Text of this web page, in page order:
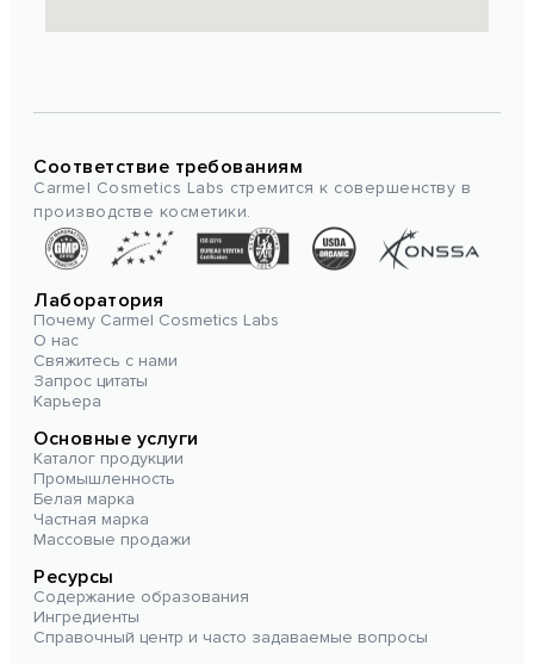
Соответствие требованиям
Carmel Cosmetics Labs стремится к совершенству в
производстве косметики.
Лаборатория
Почему Carmel Cosmetics Labs
О нас
Свяжитесь с нами
Запрос цитаты
Карьера
Основные услуги
Каталог продукции
Промышленность
Белая марка
Частная марка
Массовые продажи
Ресурсы
Содержание образования
Ингредиенты
Справочный центр и часто задаваемые вопросы